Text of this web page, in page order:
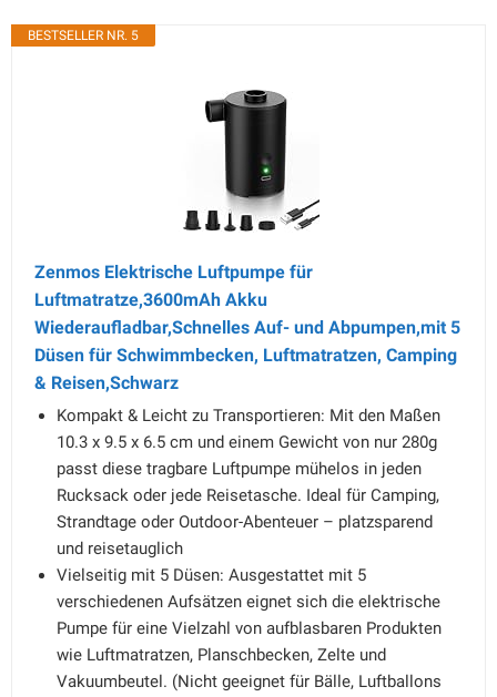
BESTSELLER NR. 5
Zenmos Elektrische Luftpumpe für
Luftmatratze,3600mAh Akku
Wiederaufladbar,Schnelles Auf- und Abpumpen,mit 5
Düsen für Schwimmbecken, Luftmatratzen, Camping
& Reisen,Schwarz
Kompakt & Leicht zu Transportieren: Mit den Maßen
10.3 x 9.5 x 6.5 cm und einem Gewicht von nur 280g
passt diese tragbare Luftpumpe mühelos in jeden
Rucksack oder jede Reisetasche. Ideal für Camping,
Strandtage oder Outdoor-Abenteuer – platzsparend
und reisetauglich
Vielseitig mit 5 Düsen: Ausgestattet mit 5
verschiedenen Aufsätzen eignet sich die elektrische
Pumpe für eine Vielzahl von aufblasbaren Produkten
wie Luftmatratzen, Planschbecken, Zelte und
Vakuumbeutel. (Nicht geeignet für Bälle, Luftballons